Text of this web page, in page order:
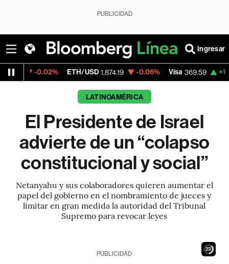
PUBLICIDAD
Ingresar
ETH/USD 1,874.19 -0.06% Visa 369.59 +1.07%
LATINOAMÉRICA
El Presidente de Israel
advierte de un “colapso
constitucional y social”
Netanyahu y sus colaboradores quieren aumentar el
papel del gobierno en el nombramiento de jueces y
limitar en gran medida la autoridad del Tribunal
Supremo para revocar leyes
22
PUBLICIDAD